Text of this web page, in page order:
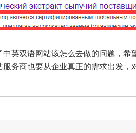
英双语网站该怎么去做的问题，
务商也要从企业真正的需求出发，